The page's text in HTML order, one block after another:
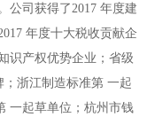
公司获得了2017 年度建
年度十大税收贡献企
识产权优势企业；省级
浙江制造标准第 一起
一起草单位；杭州市钱